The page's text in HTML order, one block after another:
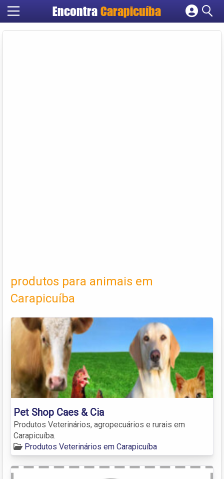
EncontraCarapicuíba
Cadastrar empresa
produtos para animais em
Carapicuíba
Pet Shop Caes & Cia
Produtos Veterinários, agropecuários e rurais em
Carapicuíba.
Produtos Veterinários em Carapicuíba